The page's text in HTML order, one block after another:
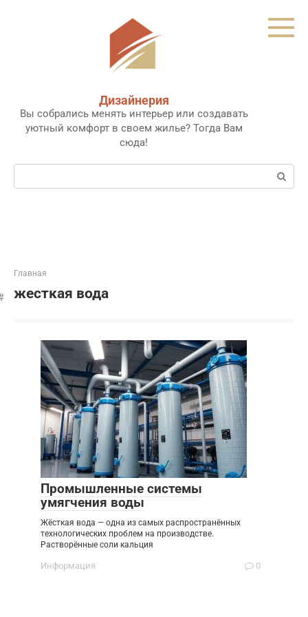
Дизайнерия
Вы собрались менять интерьер или создавать
уютный комфорт в своем жилье? Тогда Вам
сюда!
Поиск:
Главная
жесткая вода
Промышленные системы
умягчения воды
Жёсткая вода — одна из самых распространённых
технологических проблем на производстве.
Растворённые соли кальция
Информация 0